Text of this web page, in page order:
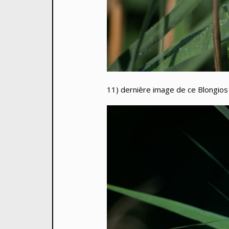
11) dernière image de ce Blongios